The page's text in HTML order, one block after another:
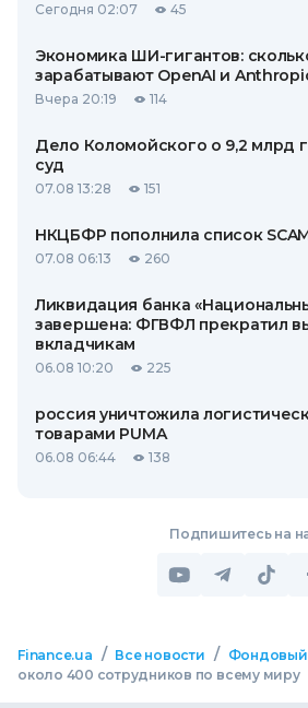
Сегодня 02:07 45
Экономика ШИ-гигантов:
зарабатывают OpenAI и
Вчера 20:19 114
Дело Коломойского о 9,2 млрд
суд
07.08 13:28 151
НКЦБФР пополнила список
07.08 06:13 260
Ликвидация банка
завершена: ФГВФЛ прекратил
вкладчикам
06.08 10:20 225
россия уничтожила
товарами PUMA
06.08 06:44 138
Подпишитесь на
Finance.ua / Все новости / Фондовый
около 400 сотрудников по всему миру